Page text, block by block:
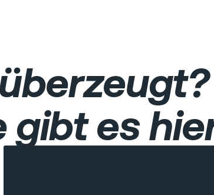
gibt es